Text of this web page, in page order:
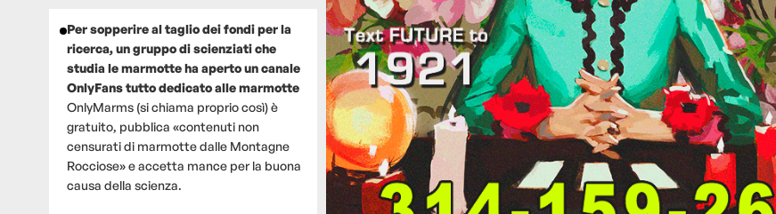
Per sopperire al taglio dei fondi per la
ricerca, un gruppo di scienziati che
studia le marmotte ha aperto un canale
OnlyFans tutto dedicato alle marmotte
OnlyMarms (si chiama proprio così) è
gratuito, pubblica «contenuti non
censurati di marmotte dalle Montagne
Rocciose» e accetta mance per la buona
causa della scienza.